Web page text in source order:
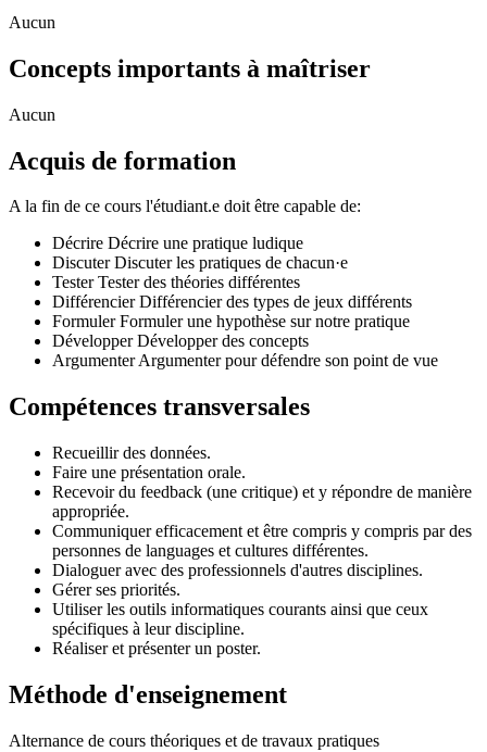
Aucun
Concepts importants à maîtriser
Aucun
Acquis de formation
A la fin de ce cours l'étudiant.e doit être capable de:
Décrire Décrire une pratique ludique
Discuter Discuter les pratiques de chacun·e
Tester Tester des théories différentes
Différencier Différencier des types de jeux différents
Formuler Formuler une hypothèse sur notre pratique
Développer Développer des concepts
Argumenter Argumenter pour défendre son point de vue
Compétences transversales
Recueillir des données.
Faire une présentation orale.
Recevoir du feedback (une critique) et y répondre de manière
appropriée.
Communiquer efficacement et être compris y compris par des
personnes de languages et cultures différentes.
Dialoguer avec des professionnels d'autres disciplines.
Gérer ses priorités.
Utiliser les outils informatiques courants ainsi que ceux
spécifiques à leur discipline.
Réaliser et présenter un poster.
Méthode d'enseignement
Alternance de cours théoriques et de travaux pratiques